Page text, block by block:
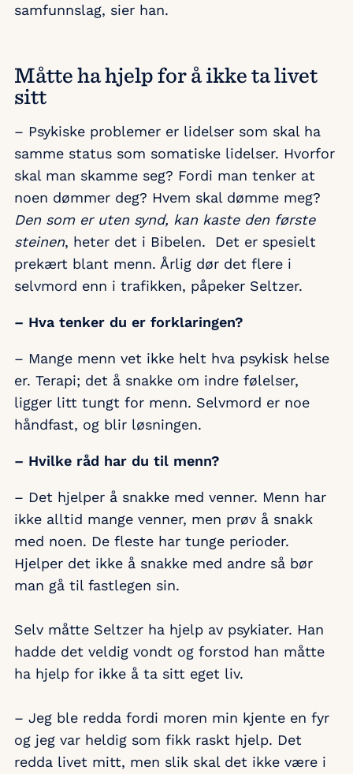
samfunnslag, sier han.
Måtte ha hjelp for å ikke ta livet
sitt
– Psykiske problemer er lidelser som skal ha
samme status som somatiske lidelser. Hvorfor
skal man skamme seg? Fordi man tenker at
noen dømmer deg? Hvem skal dømme meg?
Den som er uten synd, kan kaste den første
steinen, heter det i Bibelen. Det er spesielt
prekært blant menn. Årlig dør det flere i
selvmord enn i trafikken, påpeker Seltzer.
– Hva tenker du er forklaringen?
– Mange menn vet ikke helt hva psykisk helse
er. Terapi; det å snakke om indre følelser,
ligger litt tungt for menn. Selvmord er noe
håndfast, og blir løsningen.
– Hvilke råd har du til menn?
– Det hjelper å snakke med venner. Menn har
ikke alltid mange venner, men prøv å snakk
med noen. De fleste har tunge perioder.
Hjelper det ikke å snakke med andre så bør
man gå til fastlegen sin.
Selv måtte Seltzer ha hjelp av psykiater. Han
hadde det veldig vondt og forstod han måtte
ha hjelp for ikke å ta sitt eget liv.
– Jeg ble redda fordi moren min kjente en fyr
og jeg var heldig som fikk raskt hjelp. Det
redda livet mitt, men slik skal det ikke være i